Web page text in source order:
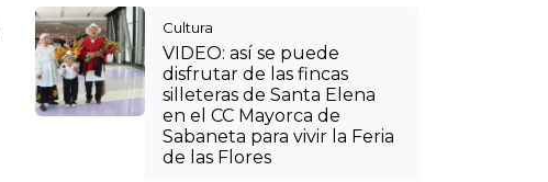
Cultura
VIDEO: así se puede
disfrutar de las fincas
silleteras de Santa Elena
en el CC Mayorca de
Sabaneta para vivir la Feria
de las Flores